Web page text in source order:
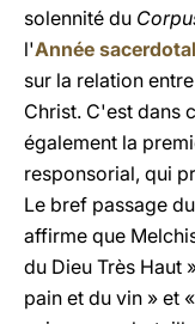
solennité du
l'Année
sur la relation
Christ. C'est dans
également la
responsorial, qui
Le bref passage du
affirme que
du Dieu Très Haut
pain et du vin » et